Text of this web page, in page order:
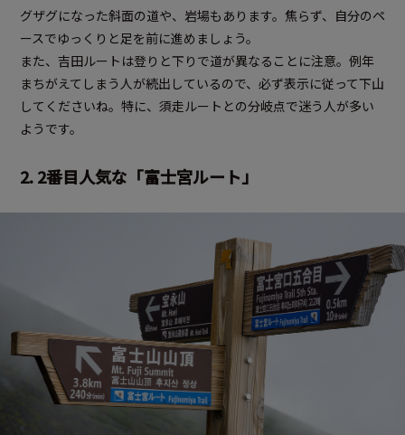
グザグになった斜面の道や、岩場もあります。焦らず、自分のペ
ースでゆっくりと足を前に進めましょう。
また、吉田ルートは登りと下りで道が異なることに注意。例年
まちがえてしまう人が続出しているので、必ず表示に従って下山
してくださいね。特に、須走ルートとの分岐点で迷う人が多い
ようです。
2. 2番目人気な「富士宮ルート」